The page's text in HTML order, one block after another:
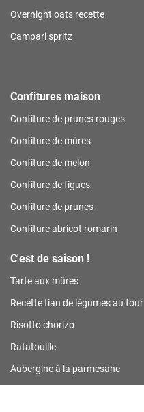
Overnight oats recette
Campari spritz
Confitures maison
Confiture de prunes rouges
Confiture de mûres
Confiture de melon
Confiture de figues
Confiture de prunes
Confiture abricot romarin
C'est de saison !
Tarte aux mûres
Recette tian de légumes au four
Risotto chorizo
Ratatouille
Aubergine à la parmesane